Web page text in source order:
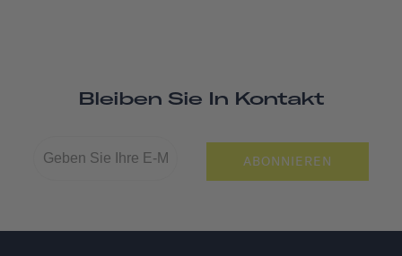
Bleiben Sie In Kontakt
ABONNIEREN